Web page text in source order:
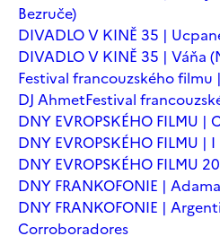
Bezruče)
DIVADLO V KINĚ 35 |
DIVADLO V KINĚ 35 | Váňa
Festival francouzského
DJ AhmetFestival
DNY EVROPSKÉHO FILMU |
DNY EVROPSKÉHO FILMU |
DNY EVROPSKÉHO FILMU
DNY FRANKOFONIE | Adama
DNY FRANKOFONIE |
Corroboradores